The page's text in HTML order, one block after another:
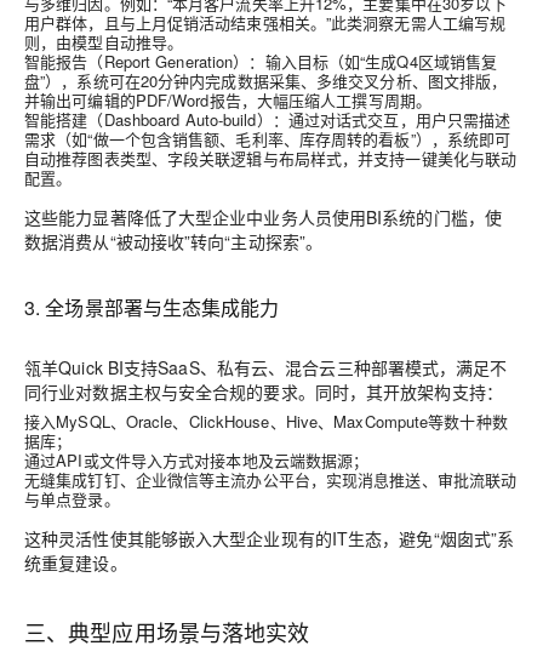
用户群体，且与上月促销活动结束强相关。”此类洞察无需人工编写规
则，由模型自动推导。
智能报告（Report Generation） ：输入目标（如“生成Q4区域销售复
盘”），系统可在20分钟内完成数据采集、多维交叉分析、图文排版，
并输出可编辑的PDF/Word报告，大幅压缩人工撰写周期。
智能搭建（Dashboard Auto-build） ：通过对话式交互，用户只需描述
需求（如“做一个包含销售额、毛利率、库存周转的看板”），系统即可
自动推荐图表类型、字段关联逻辑与布局样式，并支持一键美化与联动
配置。
这些能力显著降低了大型企业中业务人员使用BI系统的门槛，使
数据消费从“被动接收”转向“主动探索”。
3. 全场景部署与生态集成能力
瓴羊Quick BI支持SaaS、私有云、混合云三种部署模式，满足不
同行业对数据主权与安全合规的要求。同时，其开放架构支持：
接入MySQL、Oracle、ClickHouse、Hive、MaxCompute等数十种数
据库；
通过API或文件导入方式对接本地及云端数据源；
无缝集成钉钉、企业微信等主流办公平台，实现消息推送、审批流联动
与单点登录。
这种灵活性使其能够嵌入大型企业现有的IT生态，避免“烟囱式”系
统重复建设。
三、典型应用场景与落地实效